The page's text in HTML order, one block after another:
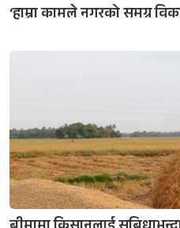
‘हाम्रा कामले नगरको समग्र